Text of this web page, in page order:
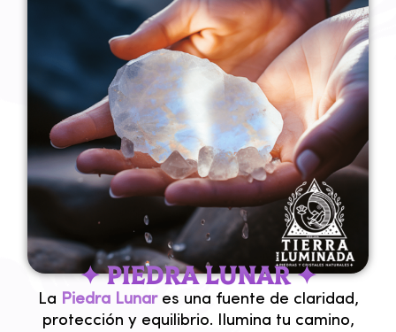
✦ Piedra lunar ✦
La Piedra Lunares una fuente de claridad,
protección y equilibrio. Ilumina tu camino,